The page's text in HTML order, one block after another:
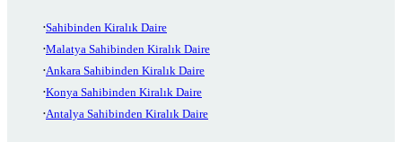
Sahibinden Kiralık Daire
Malatya Sahibinden Kiralık Daire
Ankara Sahibinden Kiralık Daire
Konya Sahibinden Kiralık Daire
Antalya Sahibinden Kiralık Daire